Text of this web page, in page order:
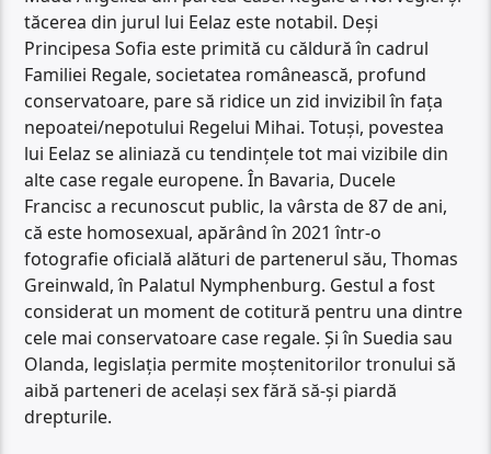
tăcerea din jurul lui Eelaz este notabil. Deși
Principesa Sofia este primită cu căldură în cadrul
Familiei Regale, societatea românească, profund
conservatoare, pare să ridice un zid invizibil în fața
nepoatei/nepotului Regelui Mihai. Totuși, povestea
lui Eelaz se aliniază cu tendințele tot mai vizibile din
alte case regale europene. În Bavaria, Ducele
Francisc a recunoscut public, la vârsta de 87 de ani,
că este homosexual, apărând în 2021 într-o
fotografie oficială alături de partenerul său, Thomas
Greinwald, în Palatul Nymphenburg. Gestul a fost
considerat un moment de cotitură pentru una dintre
cele mai conservatoare case regale. Și în Suedia sau
Olanda, legislația permite moștenitorilor tronului să
aibă parteneri de același sex fără să-și piardă
drepturile.